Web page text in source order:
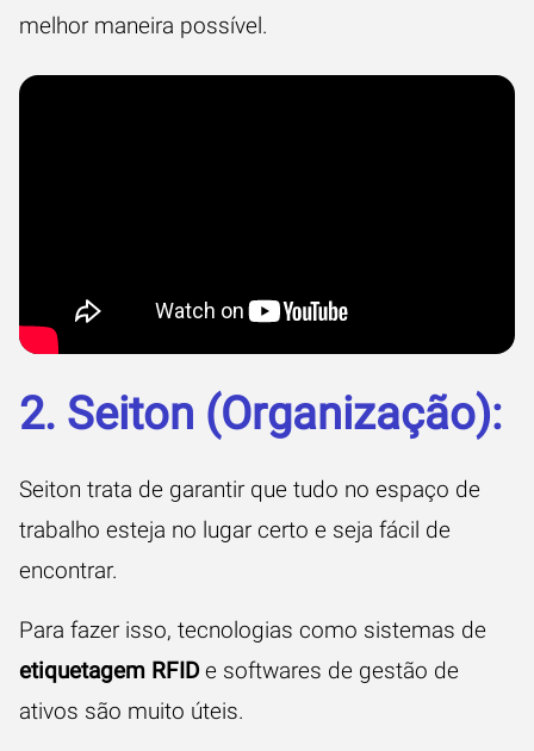
melhor maneira possível.
2. Seiton (Organização):
Seiton trata de garantir que tudo no espaço de
trabalho esteja no lugar certo e seja fácil de
encontrar.
Para fazer isso, tecnologias como sistemas de
etiquetagem RFIDe softwares de gestão de
ativos são muito úteis.